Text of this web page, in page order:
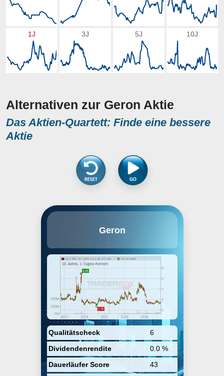
1J 3J 5J 10J
Alternativen zur Geron Aktie
Das Aktien-Quartett: Finde eine bessere
Aktie
Geron
Qualitätscheck
6
Dividendenrendite
0.0 %
Dauerläufer Score
43
biotechnology company. It
Imetelstat, in hematologic myeloid
malignancies. The firm develops
therapeutic products for
oncology. The company was
founded by Michael D. West on
November 28, 1990 and is
headquartered in Foster City, CA.